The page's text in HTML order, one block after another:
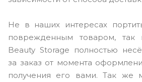
Не в наших интересах
поврежденным товаром, так
Beauty Storage полностью
за заказ от момента
получения его вами. Так же